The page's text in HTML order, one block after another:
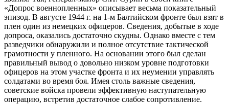
«Допрос военнопленных» описывает весьма показательный
эпизод. В августе 1944 г. на 1-м Балтийском фронте был взят в
плен один из немецких офицеров. Сведения, добытые в ходе
допроса, оказались достаточно скудны. Однако вместе с тем
разведчики обнаружили и полное отсутствие тактической
грамотности у пленного. На основании этого был сделан
правильный вывод о довольно низком уровне подготовки
офицеров на этом участке фронта и их неумении управлять
солдатами во время боя. Имея столь важные сведения,
советские войска провели эффективную наступательную
операцию, встретив достаточное слабое сопротивление.